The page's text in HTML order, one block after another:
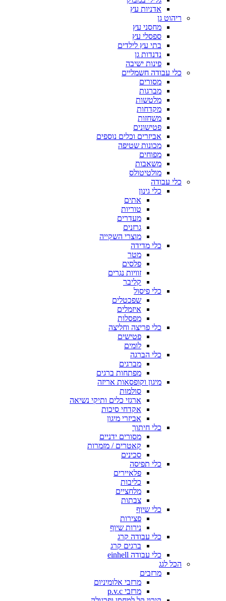
אדניות עץ
ריהוט גן
מחסני עץ
ספסלי עץ
בתי עץ לילדים
נדנדות גן
פינות ישיבה
כלי עבודה חשמליים
מסורים
מברגות
מלטשות
מקדחות
משחזות
פטישונים
אביזרים וכלים נוספים
מכונות שטיפה
מפוחים
משאבות
מולטיטולס
כלי עבודה
כלי גינון
אתים
טוריות
מעדרים
גרזנים
מוצרי השקייה
כלי מדידה
מטר
פלסים
זוויות נגרים
קליבר
כלי פיסול
שפכטלים
איזמלים
מפסלות
כלי פריצה וחליצה
פטישים
לומים
כלי הברגה
מברגים
מפתחות ברגים
מיגון וקופסאות אריזה
סולמות
ארגזי כלים ותיקי נשיאה
אקדחי סיכות
אביזרי מיגון
כלי חיתוך
מסורים ידניים
קאטרים / מזמרות
סכינים
כלי תפיסה
פלאיירים
כליבות
מלחציים
צבתות
כלי שיוף
פצירות
נירות שיוף
כלי עבודה קרג
ברגים קרג
כלי עבודה einhell
הכל לגג
מרזבים
מרזבי אלומיניום
מרזבי p.v.c